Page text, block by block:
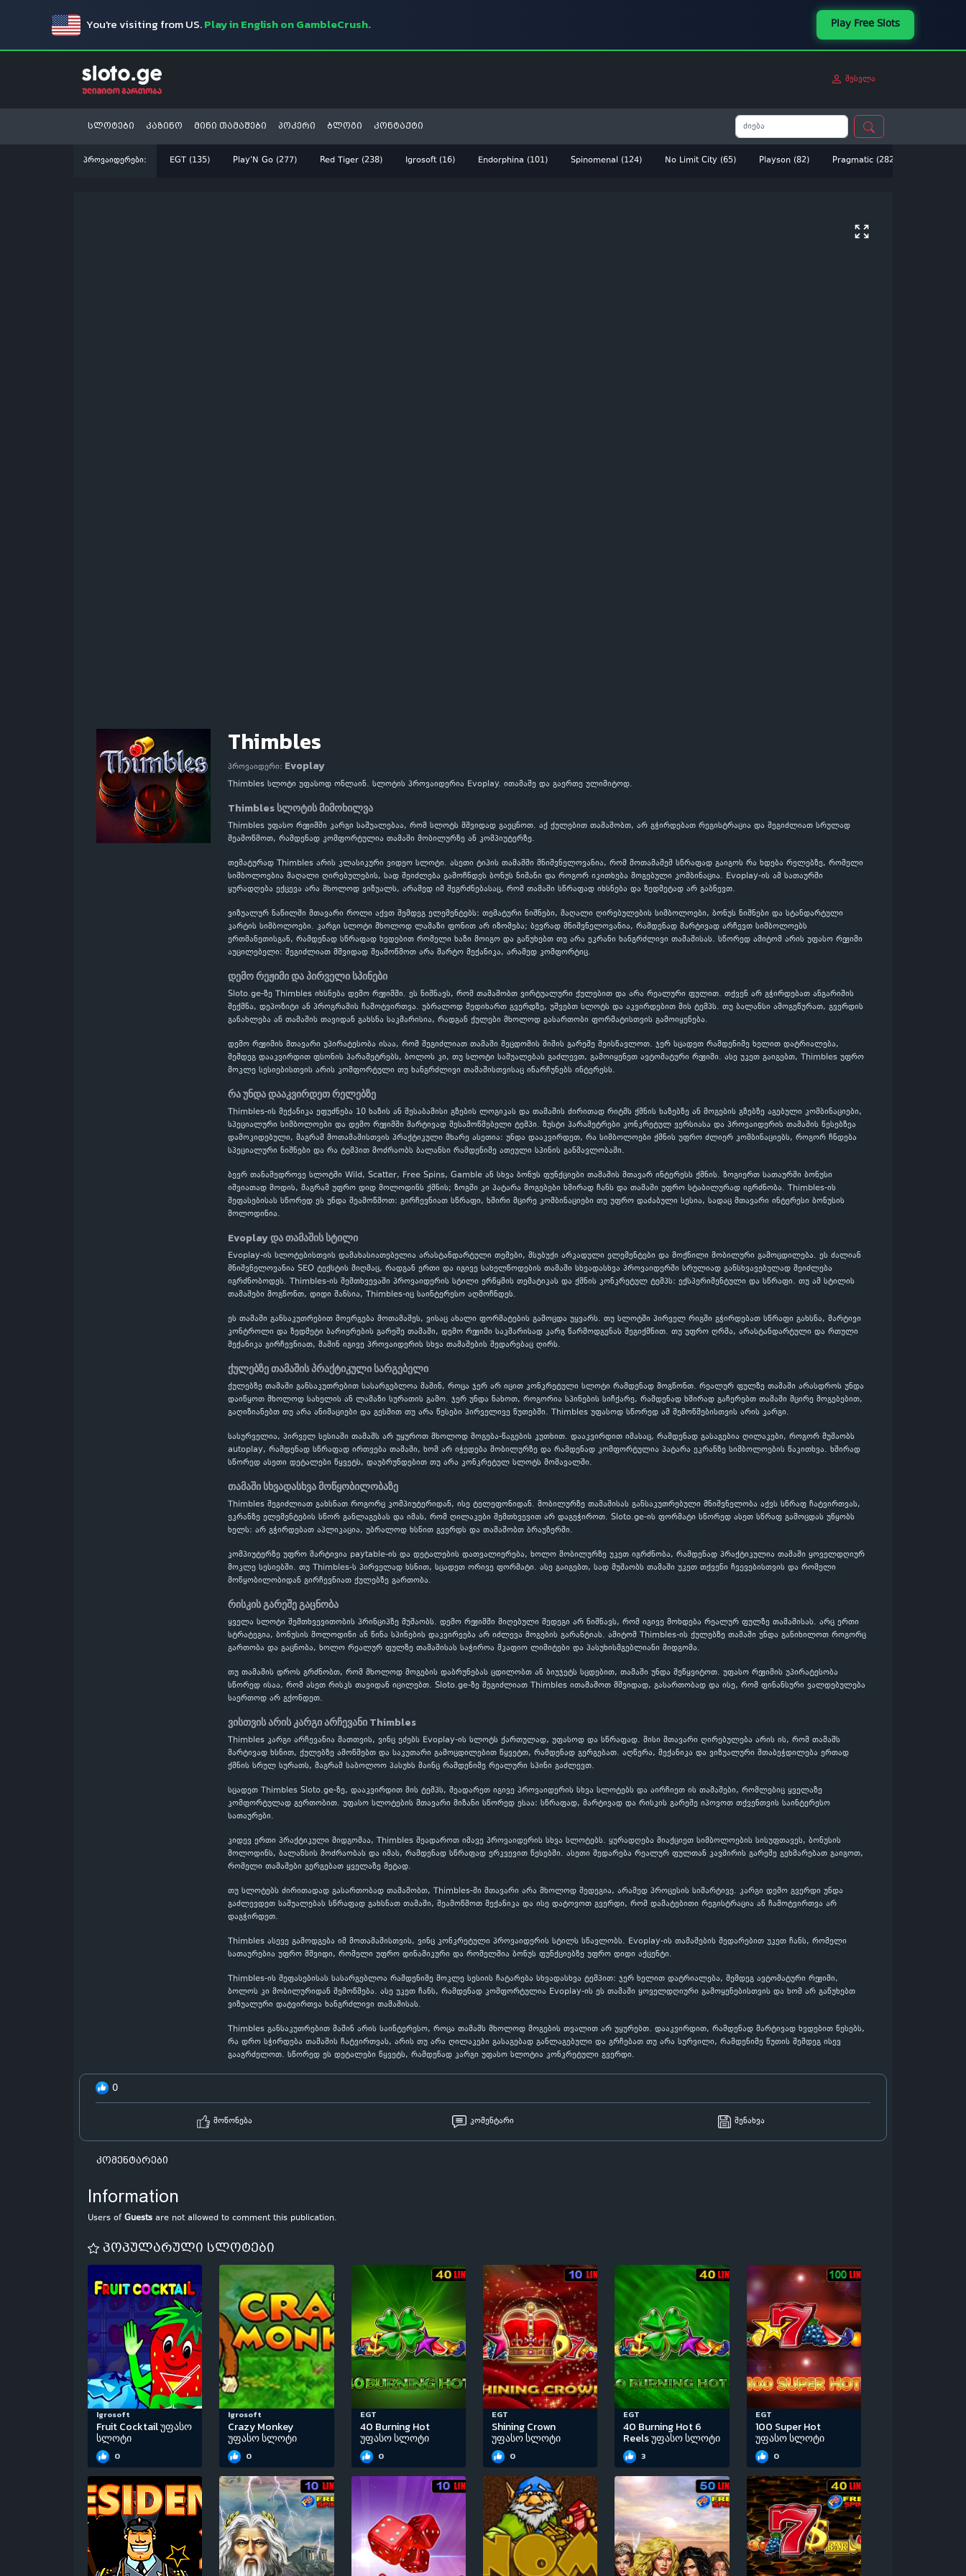
You're visiting from US.Play in English on GambleCrush. Play Free Slots
შესვლა
სლოტები კაზინო მინი თამაშები პოკერი ბლოგი კონტაქტი
პროვაიდერები: EGT (135) Play'N Go (277) Red Tiger (238) Igrosoft (16) Endorphina (101) Spinomenal (124) No Limit City (65) Playson (82) Pragmatic (282)
Thimbles
პროვაიდერი: Evoplay
Thimbles სლოტი უფასოდ ონლაინ. სლოტის პროვაიდერია Evoplay. ითამაშე და გაერთე ულიმიტოდ.
Thimbles სლოტის მიმოხილვა
Thimbles უფასო რეჟიმში კარგი საშუალებაა, რომ სლოტს მშვიდად გაეცნოთ. აქ ქულებით თამაშობთ, არ გჭირდებათ რეგისტრაცია და შეგიძლიათ სრულად
შეამოწმოთ, რამდენად კომფორტულია თამაში მობილურზე ან კომპიუტერზე.
თემატურად Thimbles არის კლასიკური ვიდეო სლოტი. ასეთი ტიპის თამაშში მნიშვნელოვანია, რომ მოთამაშემ სწრაფად გაიგოს რა ხდება რელებზე, რომელი
სიმბოლოებია მაღალი ღირებულების, სად შეიძლება გამოჩნდეს ბონუს ნიშანი და როგორ იკითხება მოგებული კომბინაცია. Evoplay-ის ამ სათაურში
ყურადღება ექცევა არა მხოლოდ ვიზუალს, არამედ იმ შეგრძნებასაც, რომ თამაში სწრაფად იხსნება და ზედმეტად არ გაბნევთ.
ვიზუალურ ნაწილში მთავარი როლი აქვთ შემდეგ ელემენტებს: თემატური ნიშნები, მაღალი ღირებულების სიმბოლოები, ბონუს ნიშნები და სტანდარტული
კარტის სიმბოლოები. კარგი სლოტი მხოლოდ ლამაზი ფონით არ იზომება; ბევრად მნიშვნელოვანია, რამდენად მარტივად არჩევთ სიმბოლოებს
ერთმანეთისგან, რამდენად სწრაფად ხვდებით რომელი ხაზი მოიგო და გაწუხებთ თუ არა ეკრანი ხანგრძლივი თამაშისას. სწორედ ამიტომ არის უფასო რეჟიმი
აუცილებელი: შეგიძლიათ მშვიდად შეამოწმოთ არა მარტო მექანიკა, არამედ კომფორტიც.
დემო რეჟიმი და პირველი სპინები
Sloto.ge-ზე Thimbles იხსნება დემო რეჟიმში. ეს ნიშნავს, რომ თამაშობთ ვირტუალური ქულებით და არა რეალური ფულით. თქვენ არ გჭირდებათ ანგარიშის
შექმნა, დეპოზიტი ან პროგრამის ჩამოტვირთვა. უბრალოდ შედიხართ გვერდზე, უშვებთ სლოტს და აკვირდებით მის ტემპს. თუ ბალანსი ამოგეწურათ, გვერდის
განახლება ან თამაშის თავიდან გახსნა საკმარისია, რადგან ქულები მხოლოდ გასართობი ფორმატისთვის გამოიყენება.
დემო რეჟიმის მთავარი უპირატესობა ისაა, რომ შეგიძლიათ თამაში შეცდომის შიშის გარეშე შეისწავლოთ. ჯერ სცადეთ რამდენიმე ხელით დატრიალება,
შემდეგ დააკვირდით ფსონის პარამეტრებს, ბოლოს კი, თუ სლოტი საშუალებას გაძლევთ, გამოიყენეთ ავტომატური რეჟიმი. ასე უკეთ გაიგებთ, Thimbles უფრო
მოკლე სესიებისთვის არის კომფორტული თუ ხანგრძლივი თამაშისთვისაც ინარჩუნებს ინტერესს.
რა უნდა დააკვირდეთ რელებზე
Thimbles-ის მექანიკა ეფუძნება 10 ხაზის ან შესაბამისი გზების ლოგიკას და თამაშის ძირითად რიტმს ქმნის ხაზებზე ან მოგების გზებზე აგებული კომბინაციები,
სპეციალური სიმბოლოები და დემო რეჟიმში მარტივად შესამოწმებელი ტემპი. ზუსტი პარამეტრები კონკრეტულ ვერსიასა და პროვაიდერის თამაშის წესებზეა
დამოკიდებული, მაგრამ მოთამაშისთვის პრაქტიკული მხარე ასეთია: უნდა დააკვირდეთ, რა სიმბოლოები ქმნის უფრო ძლიერ კომბინაციებს, როგორ ჩნდება
სპეციალური ნიშნები და რა ტემპით მოძრაობს ბალანსი რამდენიმე ათეული სპინის განმავლობაში.
ბევრ თანამედროვე სლოტში Wild, Scatter, Free Spins, Gamble ან სხვა ბონუს ფუნქციები თამაშის მთავარ ინტერესს ქმნის. ზოგიერთ სათაურში ბონუსი
იშვიათად მოდის, მაგრამ უფრო დიდ მოლოდინს ქმნის; ზოგში კი პატარა მოგებები ხშირად ჩანს და თამაში უფრო სტაბილურად იგრძნობა. Thimbles-ის
შეფასებისას სწორედ ეს უნდა შეამოწმოთ: გირჩევნიათ სწრაფი, ხშირი მცირე კომბინაციები თუ უფრო დაძაბული სესია, სადაც მთავარი ინტერესი ბონუსის
მოლოდინია.
Evoplay და თამაშის სტილი
Evoplay-ის სლოტებისთვის დამახასიათებელია არასტანდარტული თემები, მსუბუქი არკადული ელემენტები და მოქნილი მობილური გამოცდილება. ეს ძალიან
მნიშვნელოვანია SEO ტექსტის მიღმაც, რადგან ერთი და იგივე სახელწოდების თამაში სხვადასხვა პროვაიდერში სრულიად განსხვავებულად შეიძლება
იგრძნობოდეს. Thimbles-ის შემთხვევაში პროვაიდერის სტილი ერწყმის თემატიკას და ქმნის კონკრეტულ ტემპს: ექსპერიმენტული და სწრაფი. თუ ამ სტილის
თამაშები მოგწონთ, დიდი შანსია, Thimbles-იც საინტერესო აღმოჩნდეს.
ეს თამაში განსაკუთრებით მოერგება მოთამაშეს, ვისაც ახალი ფორმატების გამოცდა უყვარს. თუ სლოტში პირველ რიგში გჭირდებათ სწრაფი გახსნა, მარტივი
კონტროლი და ზედმეტი ბარიერების გარეშე თამაში, დემო რეჟიმი საკმარისად კარგ წარმოდგენას შეგიქმნით. თუ უფრო ღრმა, არასტანდარტული და რთული
მექანიკა გირჩევნიათ, მაშინ იგივე პროვაიდერის სხვა თამაშების შედარებაც ღირს.
ქულებზე თამაშის პრაქტიკული სარგებელი
ქულებზე თამაში განსაკუთრებით სასარგებლოა მაშინ, როცა ჯერ არ იცით კონკრეტული სლოტი რამდენად მოგწონთ. რეალურ ფულზე თამაში არასდროს უნდა
დაიწყოთ მხოლოდ სახელის ან ლამაზი სურათის გამო. ჯერ უნდა ნახოთ, როგორია სპინების სიჩქარე, რამდენად ხშირად გაჩერებთ თამაში მცირე მოგებებით,
გაღიზიანებთ თუ არა ანიმაციები და გესმით თუ არა წესები პირველივე წუთებში. Thimbles უფასოდ სწორედ ამ შემოწმებისთვის არის კარგი.
სასურველია, პირველ სესიაში თამაშს არ უყუროთ მხოლოდ მოგება-წაგების კუთხით. დააკვირდით იმასაც, რამდენად გასაგებია ღილაკები, როგორ მუშაობს
autoplay, რამდენად სწრაფად ირთვება თამაში, ხომ არ იჭედება მობილურზე და რამდენად კომფორტულია პატარა ეკრანზე სიმბოლოების წაკითხვა. ხშირად
სწორედ ასეთი დეტალები წყვეტს, დაუბრუნდებით თუ არა კონკრეტულ სლოტს მომავალში.
თამაში სხვადასხვა მოწყობილობაზე
Thimbles შეგიძლიათ გახსნათ როგორც კომპიუტერიდან, ისე ტელეფონიდან. მობილურზე თამაშისას განსაკუთრებული მნიშვნელობა აქვს სწრაფ ჩატვირთვას,
ეკრანზე ელემენტების სწორ განლაგებას და იმას, რომ ღილაკები შემთხვევით არ დაგეჭიროთ. Sloto.ge-ის ფორმატი სწორედ ასეთ სწრაფ გამოცდას უწყობს
ხელს: არ გჭირდებათ აპლიკაცია, უბრალოდ ხსნით გვერდს და თამაშობთ ბრაუზერში.
კომპიუტერზე უფრო მარტივია paytable-ის და დეტალების დათვალიერება, ხოლო მობილურზე უკეთ იგრძნობა, რამდენად პრაქტიკულია თამაში ყოველდღიურ
მოკლე სესიებში. თუ Thimbles-ს პირველად ხსნით, სცადეთ ორივე ფორმატი. ასე გაიგებთ, სად მუშაობს თამაში უკეთ თქვენი ჩვევებისთვის და რომელი
მოწყობილობიდან გირჩევნიათ ქულებზე გართობა.
რისკის გარეშე გაცნობა
ყველა სლოტი შემთხვევითობის პრინციპზე მუშაობს. დემო რეჟიმში მიღებული შედეგი არ ნიშნავს, რომ იგივე მოხდება რეალურ ფულზე თამაშისას. არც ერთი
სტრატეგია, ბონუსის მოლოდინი ან წინა სპინების დაკვირვება არ იძლევა მოგების გარანტიას. ამიტომ Thimbles-ის ქულებზე თამაში უნდა განიხილოთ როგორც
გართობა და გაცნობა, ხოლო რეალურ ფულზე თამაშისას საჭიროა მკაფიო ლიმიტები და პასუხისმგებლიანი მიდგომა.
თუ თამაშის დროს გრძნობთ, რომ მხოლოდ მოგების დაბრუნებას ცდილობთ ან ბიუჯეტს სცდებით, თამაში უნდა შეწყვიტოთ. უფასო რეჟიმის უპირატესობა
სწორედ ისაა, რომ ასეთ რისკს თავიდან იცილებთ. Sloto.ge-ზე შეგიძლიათ Thimbles ითამაშოთ მშვიდად, გასართობად და ისე, რომ ფინანსური ვალდებულება
საერთოდ არ გქონდეთ.
ვისთვის არის კარგი არჩევანი Thimbles
Thimbles კარგი არჩევანია მათთვის, ვინც ეძებს Evoplay-ის სლოტს ქართულად, უფასოდ და სწრაფად. მისი მთავარი ღირებულება არის ის, რომ თამაშს
მარტივად ხსნით, ქულებზე ამოწმებთ და საკუთარი გამოცდილებით წყვეტთ, რამდენად გერგებათ. აღწერა, მექანიკა და ვიზუალური შთაბეჭდილება ერთად
ქმნის სრულ სურათს, მაგრამ საბოლოო პასუხს მაინც რამდენიმე რეალური სპინი გაძლევთ.
სცადეთ Thimbles Sloto.ge-ზე, დააკვირდით მის ტემპს, შეადარეთ იგივე პროვაიდერის სხვა სლოტებს და აირჩიეთ ის თამაშები, რომლებიც ყველაზე
კომფორტულად გერთობით. უფასო სლოტების მთავარი მიზანი სწორედ ესაა: სწრაფად, მარტივად და რისკის გარეშე იპოვოთ თქვენთვის საინტერესო
სათაურები.
კიდევ ერთი პრაქტიკული მიდგომაა, Thimbles შეადაროთ იმავე პროვაიდერის სხვა სლოტებს. ყურადღება მიაქციეთ სიმბოლოების სისუფთავეს, ბონუსის
მოლოდინს, ბალანსის მოძრაობას და იმას, რამდენად სწრაფად ერკვევით წესებში. ასეთი შედარება რეალურ ფულთან კავშირის გარეშე გეხმარებათ გაიგოთ,
რომელი თამაშები გერგებათ ყველაზე მეტად.
თუ სლოტებს ძირითადად გასართობად თამაშობთ, Thimbles-ში მთავარი არა მხოლოდ შედეგია, არამედ პროცესის სიმარტივე. კარგი დემო გვერდი უნდა
გაძლევდეთ საშუალებას სწრაფად გახსნათ თამაში, შეამოწმოთ მექანიკა და ისე დატოვოთ გვერდი, რომ დამატებითი რეგისტრაცია ან ჩამოტვირთვა არ
დაგჭირდეთ.
Thimbles ასევე გამოდგება იმ მოთამაშისთვის, ვინც კონკრეტული პროვაიდერის სტილს სწავლობს. Evoplay-ის თამაშების შედარებით უკეთ ჩანს, რომელი
სათაურებია უფრო მშვიდი, რომელი უფრო დინამიკური და რომელშია ბონუს ფუნქციებზე უფრო დიდი აქცენტი.
Thimbles-ის შეფასებისას სასარგებლოა რამდენიმე მოკლე სესიის ჩატარება სხვადასხვა ტემპით: ჯერ ხელით დატრიალება, შემდეგ ავტომატური რეჟიმი,
ბოლოს კი მობილურიდან შემოწმება. ასე უკეთ ჩანს, რამდენად კომფორტულია Evoplay-ის ეს თამაში ყოველდღიური გამოყენებისთვის და ხომ არ გაწუხებთ
ვიზუალური დატვირთვა ხანგრძლივი თამაშისას.
Thimbles განსაკუთრებით მაშინ არის საინტერესო, როცა თამაშს მხოლოდ მოგების თვალით არ უყურებთ. დააკვირდით, რამდენად მარტივად ხვდებით წესებს,
რა დრო სჭირდება თამაშის ჩატვირთვას, არის თუ არა ღილაკები გასაგებად განლაგებული და გრჩებათ თუ არა სურვილი, რამდენიმე წუთის შემდეგ ისევ
გააგრძელოთ. სწორედ ეს დეტალები წყვეტს, რამდენად კარგი უფასო სლოტია კონკრეტული გვერდი.
0
მოწონება კომენტარი შენახვა
კომენტარები
Information
Users ofGuests are not allowed to comment this publication.
პოპულარული სლოტები
Igrosoft
Fruit Cocktail უფასო
სლოტი
0
Igrosoft
Crazy Monkey
უფასო სლოტი
0
EGT
40 Burning Hot
უფასო სლოტი
0
EGT
Shining Crown
უფასო სლოტი
0
EGT
40 Burning Hot 6
Reels უფასო სლოტი
3
EGT
100 Super Hot
უფასო სლოტი
0